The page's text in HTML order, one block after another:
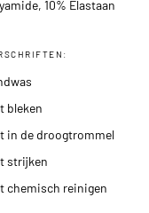
10% Elastaan
bleken
in de droogtrommel
strijken
chemisch reinigen